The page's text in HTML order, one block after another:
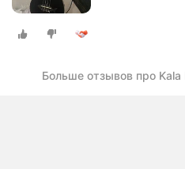
Больше отзывов про Kala